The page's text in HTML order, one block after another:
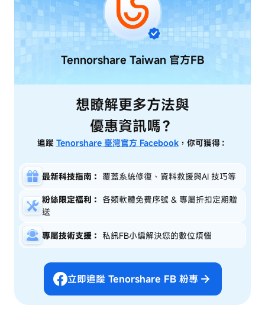
Tennorshare Taiwan 官方FB
想瞭解更多方法與
優惠資訊嗎？
追蹤 Tenorshare 臺灣官方 Facebook，你可獲得：
最新科技指南： 覆蓋系統修復、資料救援與AI 技巧等
粉絲限定福利： 各類軟體免費序號 & 專屬折扣定期贈
送
專屬技術支援： 私訊FB小編解決您的數位煩惱
立即追蹤 Tenorshare FB 粉專